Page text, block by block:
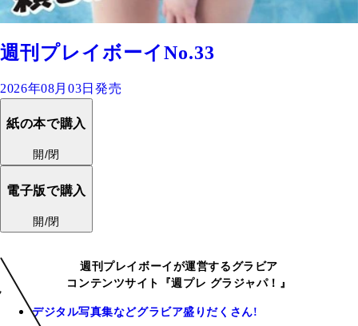
週刊プレイボーイNo.33
2026年08月03日発売
紙の本で購入
開/閉
電子版で購入
開/閉
週刊プレイボーイが運営するグラビア
コンテンツサイト『週プレ グラジャパ！』
デジタル写真集などグラビア盛りだくさん!